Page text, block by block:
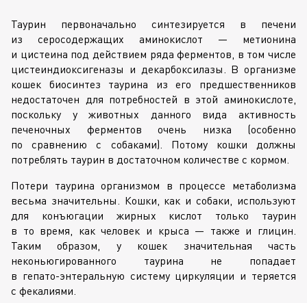
Таурин первоначально синтезируется в печени
из серосодержащих аминокислот — метионина
и цистеина под действием ряда ферментов, в том числе
цистеиндиоксигеназы и декарбоксилазы. В организме
кошек биосинтез таурина из его предшественников
недостаточен для потребностей в этой аминокислоте,
поскольку у животных данного вида активность
печеночных ферментов очень низка (особенно
по сравнению с собаками). Потому кошки должны
потреблять таурин в достаточном количестве с кормом.
Потери таурина организмом в процессе метаболизма
весьма значительны. Кошки, как и собаки, используют
для конъюгации жирных кислот только таурин
в то время, как человек и крыса — также и глицин.
Таким образом, у кошек значительная часть
неконьюгированного таурина не попадает
в гепато-энтеральную систему циркуляции и теряется
с фекалиями.